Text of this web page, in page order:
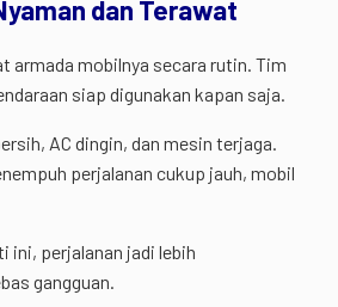
dan Terawat
armada mobilnya secara rutin. Tim
siap digunakan kapan saja.
AC dingin, dan mesin terjaga.
perjalanan cukup jauh, mobil
ini, perjalanan jadi lebih
gangguan.